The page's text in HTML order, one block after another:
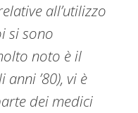
all’utilizzo
si sono
noto è il
’80), vi è
dei medici